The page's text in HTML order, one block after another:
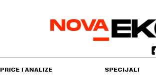
PRIČE I ANALIZE SPECIJALI